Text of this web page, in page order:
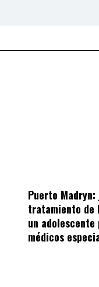
Puerto
tratamiento de
un
médicos